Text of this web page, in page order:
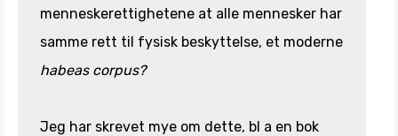
menneskerettighetene at alle mennesker har
samme rett til fysisk beskyttelse, et moderne
habeas corpus?
Jeg har skrevet mye om dette, bl a en bok